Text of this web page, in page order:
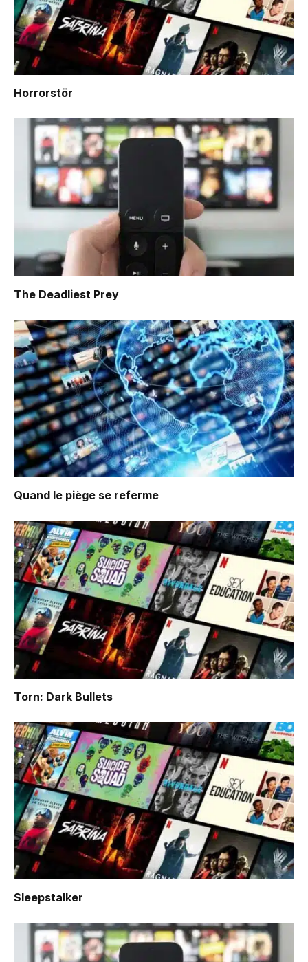
Horrorstör
The Deadliest Prey
Quand le piège se referme
Torn: Dark Bullets
Sleepstalker